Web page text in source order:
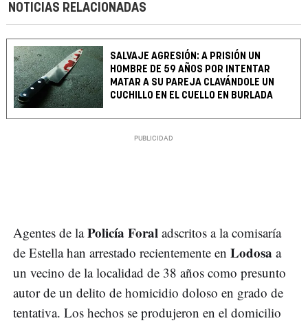
NOTICIAS RELACIONADAS
SALVAJE AGRESIÓN: A PRISIÓN UN
HOMBRE DE 59 AÑOS POR INTENTAR
MATAR A SU PAREJA CLAVÁNDOLE UN
CUCHILLO EN EL CUELLO EN BURLADA
Agentes de laPolicía Foral adscritos a la comisaría
de Estella han arrestado recientemente en Lodosa a
un vecino de la localidad de 38 años como presunto
autor de un delito de homicidio doloso en grado de
tentativa. Los hechos se produjeron en el domicilio